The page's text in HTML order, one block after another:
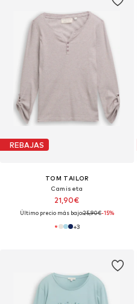
REBAJAS
TOM TAILOR
Camiseta
21,90€
Último precio más bajo:25,90€-15%
+3